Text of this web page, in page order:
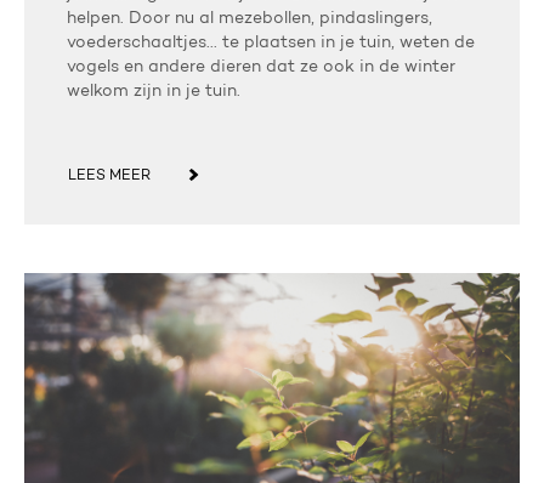
helpen. Door nu al mezebollen, pindaslingers,
voederschaaltjes... te plaatsen in je tuin, weten de
vogels en andere dieren dat ze ook in de winter
welkom zijn in je tuin.
LEES MEER